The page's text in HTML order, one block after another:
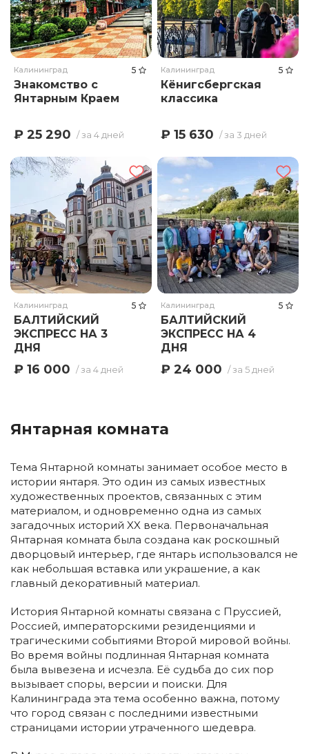
Калининград 5
Знакомство с
Янтарным Краем
₽ 25 290 / за 4 дней
Калининград 5
Кёнигсбергская
классика
₽ 15 630 / за 3 дней
Калининград 5
БАЛТИЙСКИЙ
ЭКСПРЕСС НА 3
ДНЯ
₽ 16 000 / за 4 дней
Калининград 5
БАЛТИЙСКИЙ
ЭКСПРЕСС НА 4
ДНЯ
₽ 24 000 / за 5 дней
Янтарная комната
Тема Янтарной комнаты занимает особое место в
истории янтаря. Это один из самых известных
художественных проектов, связанных с этим
материалом, и одновременно одна из самых
загадочных историй XX века. Первоначальная
Янтарная комната была создана как роскошный
дворцовый интерьер, где янтарь использовался не
как небольшая вставка или украшение, а как
главный декоративный материал.
История Янтарной комнаты связана с Пруссией,
Россией, императорскими резиденциями и
трагическими событиями Второй мировой войны.
Во время войны подлинная Янтарная комната
была вывезена и исчезла. Её судьба до сих пор
вызывает споры, версии и поиски. Для
Калининграда эта тема особенно важна, потому
что город связан с последними известными
страницами истории утраченного шедевра.